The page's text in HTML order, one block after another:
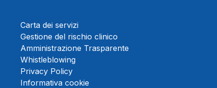
Carta dei servizi
Gestione del rischio clinico
Amministrazione Trasparente
Whistleblowing
Privacy Policy
Informativa cookie